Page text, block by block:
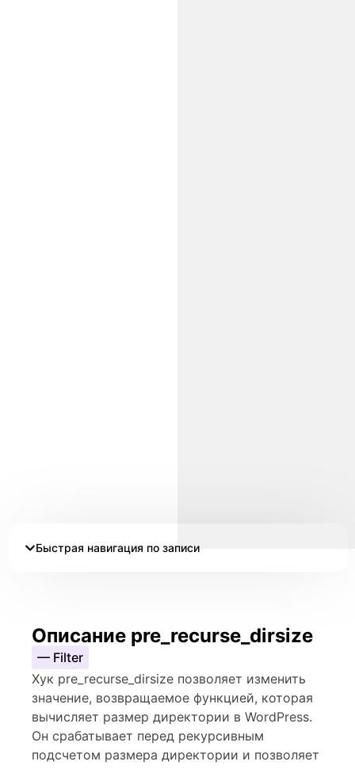
Быстрая навигация по записи
Описание pre_recurse_dirsize
— Filter
Хук pre_recurse_dirsize позволяет изменить
значение, возвращаемое функцией, которая
вычисляет размер директории в WordPress.
Он срабатывает перед рекурсивным
подсчетом размера директории и позволяет